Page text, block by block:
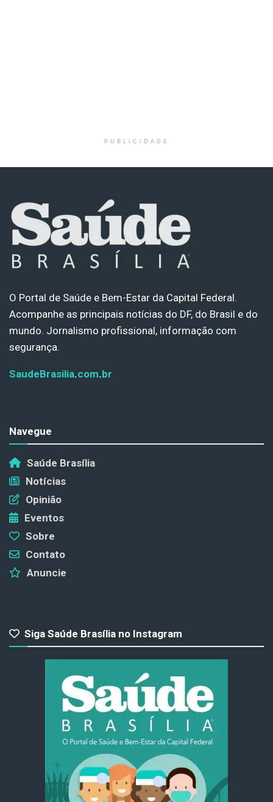
PUBLICIDADE
O Portal de Saúde e Bem-Estar da Capital Federal.
Acompanhe as principais notícias do DF, do Brasil e do
mundo. Jornalismo profissional, informação com
segurança.
SaudeBrasilia.com.br
Navegue
Saúde Brasília
Notícias
Opinião
Eventos
Sobre
Contato
Anuncie
Siga Saúde Brasília no Instagram